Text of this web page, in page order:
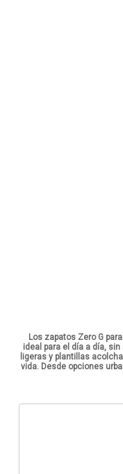
Los zapatos Zero G
ideal para el día a día,
ligeras y plantillas
vida. Desde opciones